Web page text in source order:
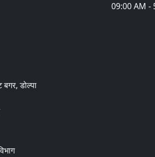
बगर, डोल्पा
09:00 AM -